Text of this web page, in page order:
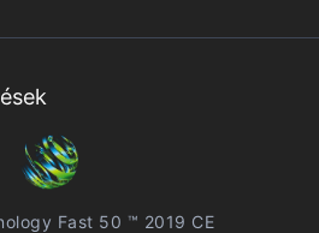
Fast 50 ™ 2019 CE